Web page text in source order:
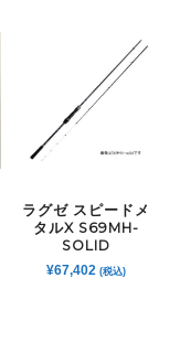
ラグゼ スピードメ
タルX S69MH-
SOLID
¥67,402 (税込)